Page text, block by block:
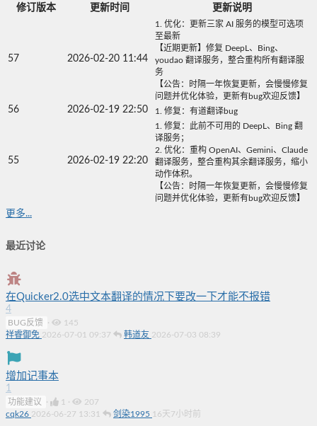
修订版本 更新时间 更新说明
57 2026-02-20 11:44
1. 优化：更新三家 AI 服务的模型可选项
至最新
【近期更新】修复 DeepL、Bing、
youdao 翻译服务，整合重构所有翻译服
务
【公告：时隔一年恢复更新，会慢慢修复
问题并优化体验，更新有bug欢迎反馈】
56 2026-02-19 22:50 1. 修复：有道翻译bug
55 2026-02-19 22:20
1. 修复：此前不可用的 DeepL、Bing 翻
译服务；
2. 优化：重构 OpenAI、Gemini、Claude
翻译服务，整合重构其余翻译服务，缩小
动作体积。
【公告：时隔一年恢复更新，会慢慢修复
问题并优化体验，更新有bug欢迎反馈】
更多...
最近讨论
在Quicker2.0选中文本翻译的情况下要改一下才能不报错
4
BUG反馈 ·
145
祥睿御免 2026-07-01 09:37 韩道友 2026-07-03 08:39
增加记事本
1
功能建议 · 1 ·
207
cqk26 2026-06-27 13:31 剑染1995 16天7小时前